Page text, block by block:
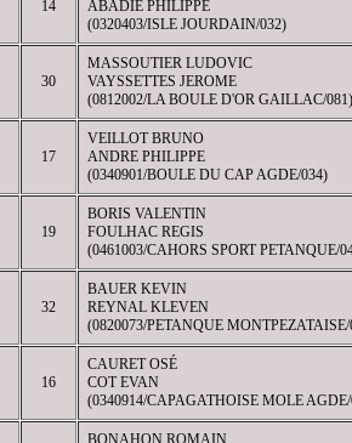
14
ABADIE PHILIPPE
(0320403/ISLE JOURDAIN/032)
30
MASSOUTIER LUDOVIC
VAYSSETTES JEROME
(0812002/LA BOULE D'OR GAILLAC/081)
17
VEILLOT BRUNO
ANDRE PHILIPPE
(0340901/BOULE DU CAP AGDE/034)
19
BORIS VALENTIN
FOULHAC REGIS
(0461003/CAHORS SPORT PETANQUE/
32
BAUER KEVIN
REYNAL KLEVEN
(0820073/PETANQUE MONTPEZATAISE/
16
CAURET OSÉ
COT EVAN
(0340914/CAPAGATHOISE MOLE
BONAHON ROMAIN